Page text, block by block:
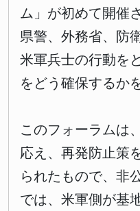
ム」が初めて開催
県警、外務省、防
米軍兵士の行動を
をどう確保するか
このフォーラムは
応え、再発防止策
られたもので、非
では、米軍側が基